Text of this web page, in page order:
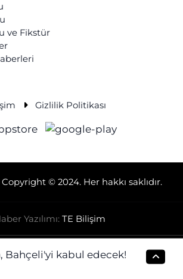
ve Fikstür
Gizlilik Politikası
Copyright © 2024. Her hakkı saklıdır.
Yazılımı: TE Bilişim
Bahçeli'yi kabul edecek!